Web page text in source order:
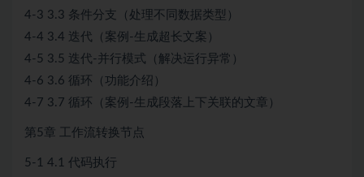
4-3 3.3 条件分支（处理不同数据类型）
4-4 3.4 迭代（案例-生成超长文案）
4-5 3.5 迭代-并行模式（解决运行异常）
4-6 3.6 循环（功能介绍）
4-7 3.7 循环（案例-生成段落上下关联的文章）
第5章 工作流转换节点
5-1 4.1 代码执行